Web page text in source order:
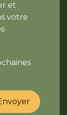
et
votre